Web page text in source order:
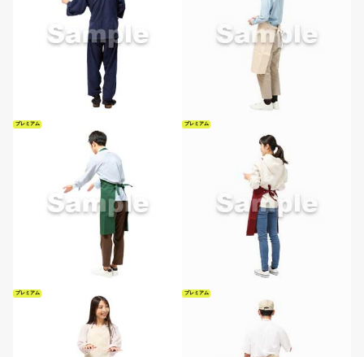
プレミアム プレミアム
プレミアム プレミアム